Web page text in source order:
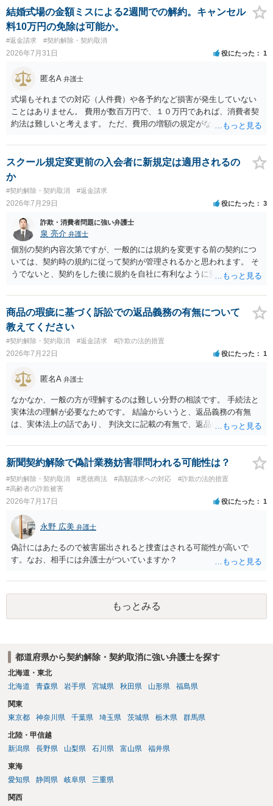
結婚式場の金額ミスによる2週間での解約。キャンセル
料10万円の免除は可能か。
#返金請求 #契約解除・契約取消
2026年7月31日 役にたった 1
匿名A 弁護士
式場もそれまでの対応（人件費）や各予約など損害が発生していない
ことはありません。 費用が数百万円で、１０万円であれば、消費者契
約法は難しいと考えます。 ただ、費用の増額の規定がなかったのに増
ということになり、解約するのは理由がないことになります。
スクール規定変更前の入会者に新規定は適用されるの
か
#契約解除・契約取消 #返金請求
2026年7月29日 役にたった 3
詐欺・消費者問題に強い弁護士
泉 亮介 弁護士
個別の契約内容次第ですが、一般的には規約を変更する前の契約につ
いては、契約時の規約に従って契約が管理されるかと思われます。 そ
うでないと、契約をした後に規約を自社に有利なように変更し、それ
る場合があるかと思われます。
商品の瑕疵に基づく訴訟での返品義務の有無について
教えてください
#契約解除・契約取消 #返金請求 #詐欺の法的措置
2026年7月22日 役にたった 1
匿名A 弁護士
なかなか、一般の方が理解するのは難しい分野の相談です。 手続法と
実体法の理解が必要なためです。 結論からいうと、返品義務の有無
は、実体法上の話であり、 判決文に記載の有無で、返品義務の有無が
品せよ」と判決文に書かれていなくても、 全額支払い判決の前提とし
て、契約不適合責任を理由に契約を解除してれば、 原状回復義務とし
て、相談者さんは、商品の返品義務を負うことになります。 ただし、
訴訟上何等かの形で、返品義務の有無が争われ争点化していたが、 結
論として、返品義務が存在しないというような判断が判決理由中で下
（信義則による主張制限）。
新聞契約解除で偽計業務妨害罪問われる可能性は？
#契約解除・契約取消 #悪徳商法 #高額請求への対応
#詐欺の法的措置
#高齢者の詐欺被害
2026年7月17日 役にたった 1
永野 広美 弁護士
偽計にはあたるので被害届出されると捜査はされる可能性が高いで
す。なお、相手には弁護士がついていますか？
もっとみる
都道府県から契約解除・契約取消に強い弁護士を探す
北海道・東北
北海道
青森県 岩手県 宮城県 秋田県 山形県 福島県
関東
東京都
神奈川県 千葉県 埼玉県 茨城県 栃木県 群馬県
北陸・甲信越
新潟県
長野県 山梨県 石川県 富山県 福井県
東海
愛知県
静岡県 岐阜県 三重県
関西